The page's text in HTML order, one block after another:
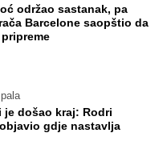
održao sastanak, pa
Barcelone saopštio da
je došao kraj: Rodri
gdje nastavlja